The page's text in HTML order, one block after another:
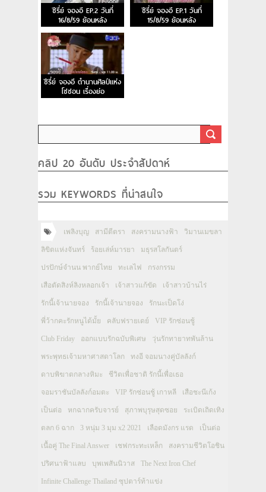
ซีรี่ย์ จองอี EP.2 วันที่
16/8/59 ย้อนหลัง
ซีรี่ย์ จองอี EP.1 วันที่
15/8/59 ย้อนหลัง
ซีรี่ย์ จองอี ตำนานศิลป์แห่ง
โซซอน เรื่องย่อ
คลิป 20 อันดับ ประจำสัปดาห์
รวม KEYWORDS ที่น่าสนใจ
เพลิงบุญ สามีตีตรา สงครามนางฟ้า วิมานเมขลา
ลิขิตแห่งจันทร์ ร้อยเล่ห์มารยา มธุรสโลกันตร์
ปรปักษ์จำนน พากย์ไทย ทะเลไฟ กรงกรรม
เสือตัดสิงห์ลิงหลอกเจ้า เจ้าสาวแก้ขัด เจ้าสาวบ้านไร่
รักนี้เจ้านายจอง รักนี้เจ้านายจอง รักนะเป็ดโง่
พี่ว้ากคะรักหนูได้มั้ย คลับฟรายเดย์ VIP รักซ่อนชู้
Club Friday ออกแบบรักฉบับพิเศษ วุ่นรักทายาทพันล้าน
พระพุทธเจ้ามหาศาสดาโลก ทงอี จอมนางคู่บัลลังก์
ดาบพิฆาตกลางหิมะ ชีวิตเพื่อชาติ รักนี้เพื่อเธอ
จอมราชันบัลลังก์อมตะ VIP รักซ่อนชู้ เกาหลี เสือชะนีเก้ง
เป็นต่อ หกฉากครับจารย์ สุภาพบุรุษสุดซอย ระเบิดเถิดเทิง
ตลก 6 ฉาก 3 หนุ่ม 3 มุม x2 2021 เลือดมังกร แรด เป็นต่อ
เนื้อคู่ The Final Answer เชฟกระทะเหล็ก สงครามชีวิตโอชิน
ปริศนาฟ้าแลบ บุพเพสันนิวาส The Next Iron Chef
Infinite Challenge Thailand ซุปตาร์ท้าแข่ง